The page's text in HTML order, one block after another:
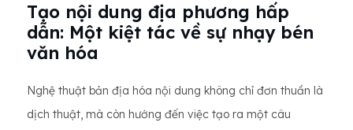
Tạo nội dung địa phương hấp
dẫn: Một kiệt tác về sự nhạy bén
văn hóa
Nghệ thuật bản địa hóa nội dung không chỉ đơn thuần là
dịch thuật, mà còn hướng đến việc tạo ra một câu